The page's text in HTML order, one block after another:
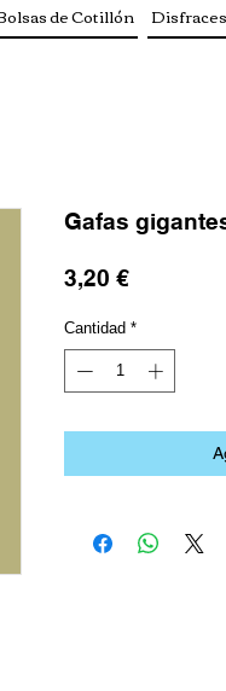
Gafas
3,20 €Precio
Cantidad *
de Cotillón Disfraces